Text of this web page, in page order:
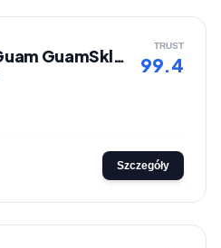
Kosmetyki Guam GuamSklep TRUST
99.4
Szczegóły